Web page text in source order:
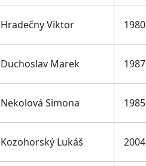
Hradečny Viktor 1980
Duchoslav Marek 1987
Nekolová Simona 1985
Kozohorský Lukáš 2004